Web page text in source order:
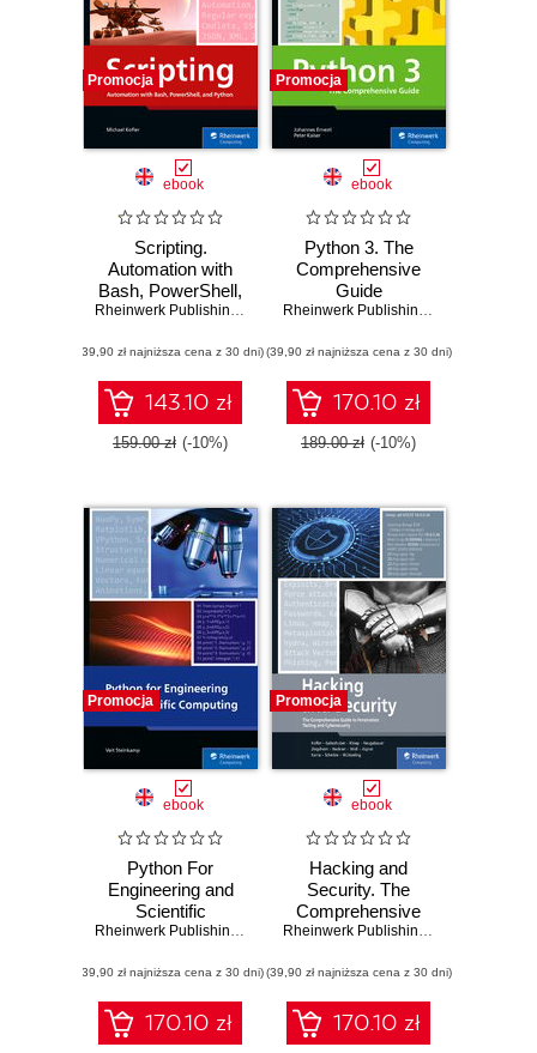
Promocja
ebook
Scripting.
Automation with
Bash, PowerShell,
and Python
Rheinwerk Publishing, Michael Kofler
(39,90 zł najniższa cena z 30 dni)
143.10 zł
159.00 zł (-10%)
Promocja
ebook
Python 3. The
Comprehensive
Guide
Rheinwerk Publishing,
(39,90 zł najniższa cena z 30 dni)
170.10 zł
189.00 zł (-10%)
Promocja
ebook
Python For
Engineering and
Scientific
Computing.
Applications with
NumPy, SciPy,
Matplotlib, and
More
Rheinwerk Publishing, Veit Steinkamp
(39,90 zł najniższa cena z 30 dni)
170.10 zł
Promocja
ebook
Hacking and
Security. The
Comprehensive
Guide to
and Cybersecurity
Rheinwerk Publishing,
(39,90 zł najniższa cena z 30 dni)
170.10 zł